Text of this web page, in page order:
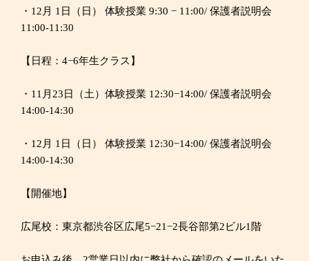
・12月 1日（日） 体験授業 9:30 − 11:00/ 保護者説明会
11:00-11:30
【日程：4−6年生クラス】
・11月23日（土）体験授業 12:30−14:00/ 保護者説明会
14:00-14:30
・12月 1日（日） 体験授業 12:30−14:00/ 保護者説明会
14:00-14:30
【開催地】
広尾校：東京都渋谷区広尾5−21−2長谷部第2ビル1階